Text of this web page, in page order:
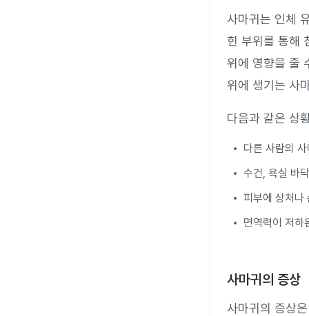
사마귀는 인체
힌 부위를 통해
위에 영향을 줄
위에 생기는 사
다음과 같은 상
다른 사람의
수건, 욕실 바
피부에 상처나
면역력이 저하
사마귀의 증상
사마귀의 증상